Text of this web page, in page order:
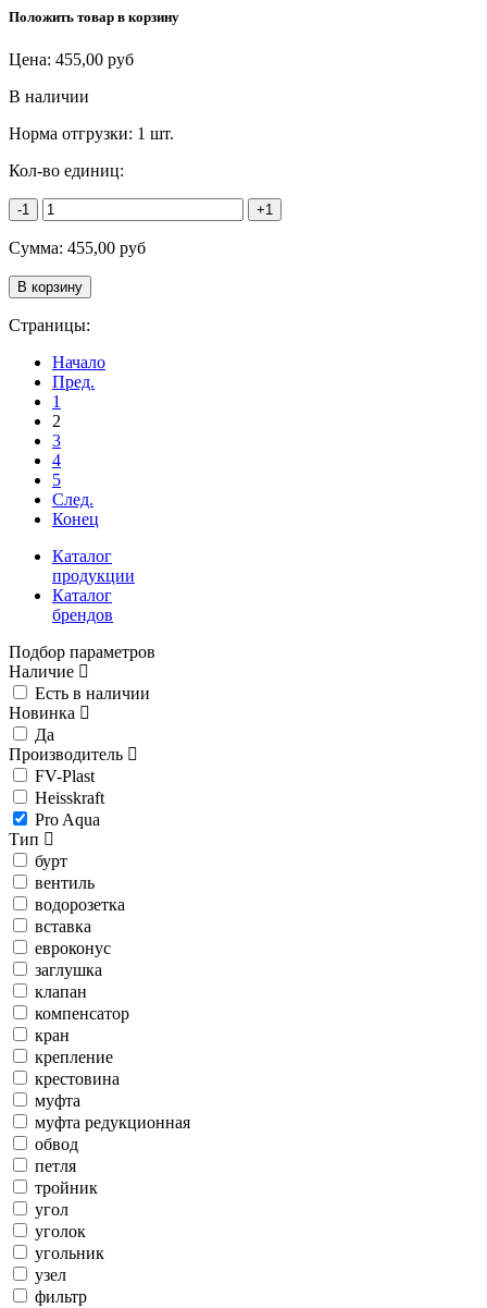
Положить товар в корзину
Цена: 455,00 руб
В наличии
Норма отгрузки: 1 шт.
Кол-во единиц:
-1 +1
Сумма: 455,00 руб
Страницы:
Начало
Пред.
1
2
3
4
5
След.
Конец
Каталог
продукции
Каталог
брендов
Подбор параметров
Наличие
Есть в наличии
Новинка
Да
Производитель
FV-Plast
Heisskraft
Pro Aqua
Тип
бурт
вентиль
водорозетка
вставка
евроконус
заглушка
клапан
компенсатор
кран
крепление
крестовина
муфта
муфта редукционная
обвод
петля
тройник
угол
уголок
угольник
узел
фильтр